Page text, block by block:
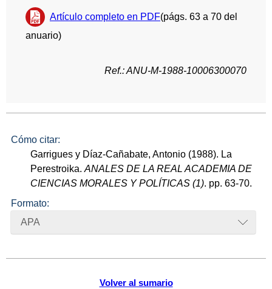
Volver al sumario
Artículo completo en PDF(págs. 63 a 70 del
anuario)
Ref.: ANU-M-1988-10006300070
Cómo citar:
Garrigues y Díaz-Cañabate, Antonio (1988). La
Perestroika.ANALES DE LA REAL ACADEMIA DE
CIENCIAS MORALES Y POLÍTICAS (1). pp. 63-70.
Formato:
APA